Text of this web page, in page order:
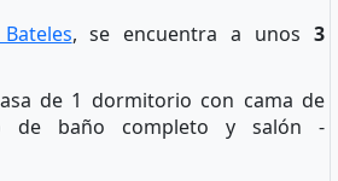
, se encuentra a unos3
de 1 dormitorio con cama de
de baño completo y salón -